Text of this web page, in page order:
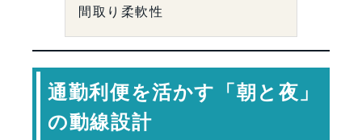
間取り柔軟性
通勤利便を活かす「朝と夜」
の動線設計